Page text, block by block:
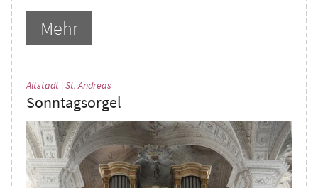
Mehr
Altstadt | St. Andreas
Sonntagsorgel